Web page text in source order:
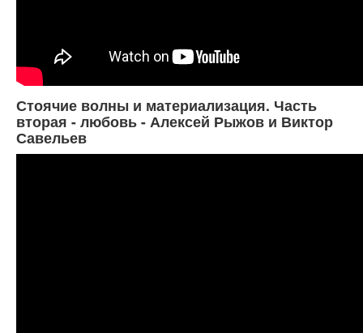
Стоячие волны и материализация. Часть
вторая - любовь - Алексей Рыжов и Виктор
Савельев